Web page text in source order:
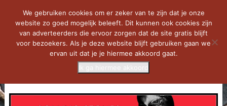
We gebruiken cookies om er zeker van te zijn dat je onze
website zo goed mogelijk beleeft. Dit kunnen ook cookies zijn
van adverteerders die ervoor zorgen dat de site gratis blijft
voor bezoekers. Als je deze website blijft gebruiken gaan we
ervan uit dat je je hiermee akkoord gaat.
Ik ga hiermee akkoord